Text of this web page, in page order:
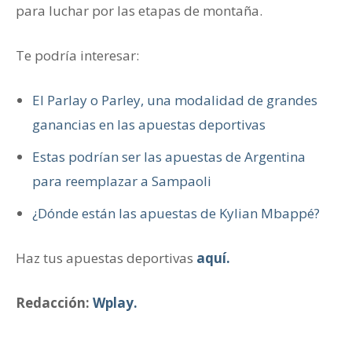
para luchar por las etapas de montaña.
Te podría interesar:
El Parlay o Parley, una modalidad de grandes
ganancias en las apuestas deportivas
Estas podrían ser las apuestas de Argentina
para reemplazar a Sampaoli
¿Dónde están las apuestas de Kylian Mbappé?
Haz tus apuestas deportivas aquí.
Redacción: Wplay.